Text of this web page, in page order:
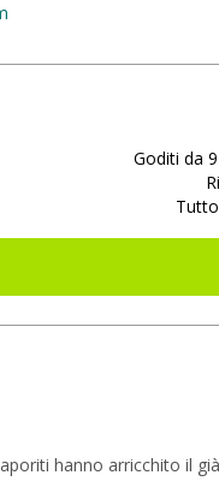
Goditi da
hanno arricchito il